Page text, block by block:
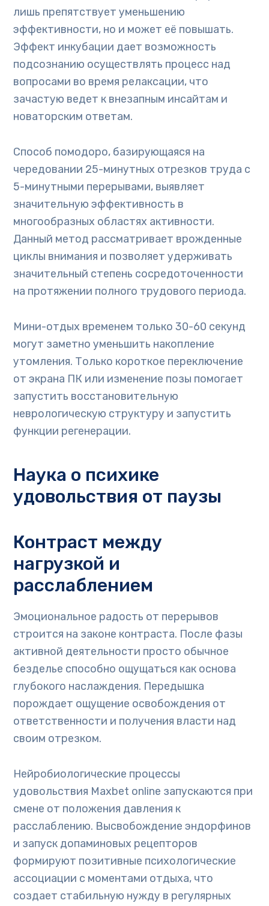
лишь препятствует уменьшению
эффективности, но и может её повышать.
Эффект инкубации дает возможность
подсознанию осуществлять процесс над
вопросами во время релаксации, что
зачастую ведет к внезапным инсайтам и
новаторским ответам.
Способ помодоро, базирующаяся на
чередовании 25-минутных отрезков труда с
5-минутными перерывами, выявляет
значительную эффективность в
многообразных областях активности.
Данный метод рассматривает врожденные
циклы внимания и позволяет удерживать
значительный степень сосредоточенности
на протяжении полного трудового периода.
Мини-отдых временем только 30-60 секунд
могут заметно уменьшить накопление
утомления. Только короткое переключение
от экрана ПК или изменение позы помогает
запустить восстановительную
неврологическую структуру и запустить
функции регенерации.
Наука о психике
удовольствия от паузы
Контраст между
нагрузкой и
расслаблением
Эмоциональное радость от перерывов
строится на законе контраста. После фазы
активной деятельности просто обычное
безделье способно ощущаться как основа
глубокого наслаждения. Передышка
порождает ощущение освобождения от
ответственности и получения власти над
своим отрезком.
Нейробиологические процессы
удовольствия Maxbet online запускаются при
смене от положения давления к
расслаблению. Высвобождение эндорфинов
и запуск допаминовых рецепторов
формируют позитивные психологические
ассоциации с моментами отдыха, что
создает стабильную нужду в регулярных